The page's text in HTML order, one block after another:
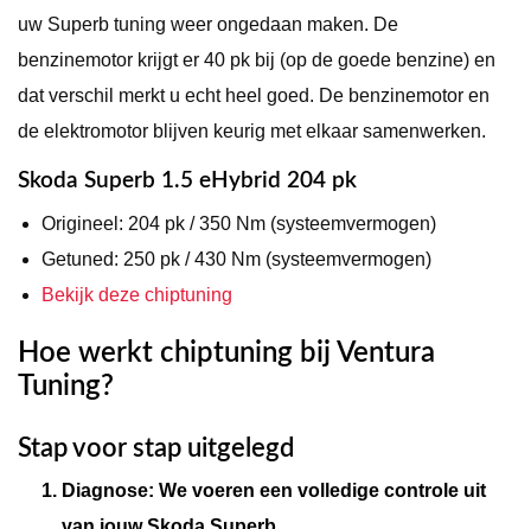
uw Superb tuning weer ongedaan maken. De
benzinemotor krijgt er 40 pk bij (op de goede benzine) en
dat verschil merkt u echt heel goed. De benzinemotor en
de elektromotor blijven keurig met elkaar samenwerken.
Skoda Superb 1.5 eHybrid 204 pk
Origineel: 204 pk / 350 Nm (systeemvermogen)
Getuned: 250 pk / 430 Nm (systeemvermogen)
Bekijk deze chiptuning
Hoe werkt chiptuning bij Ventura
Tuning?
Stap voor stap uitgelegd
Diagnose: We voeren een volledige controle uit